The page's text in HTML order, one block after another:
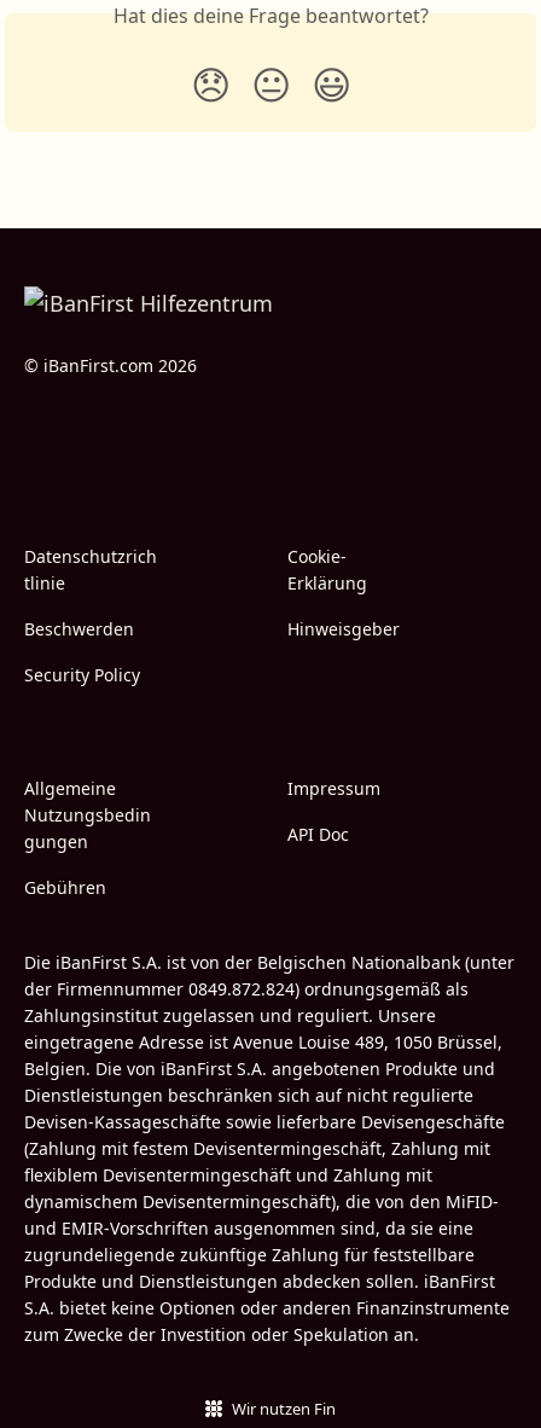
Hat dies deine Frage beantwortet?
😞 😐 😃
© iBanFirst.com 2026
Datenschutzrich
tlinie
Beschwerden
Security Policy
Cookie-
Erklärung
Hinweisgeber
Allgemeine
Nutzungsbedin
gungen
Gebühren
Impressum
API Doc
Die iBanFirst S.A. ist von der Belgischen Nationalbank (unter
der Firmennummer 0849.872.824) ordnungsgemäß als
Zahlungsinstitut zugelassen und reguliert. Unsere
eingetragene Adresse ist Avenue Louise 489, 1050 Brüssel,
Belgien. Die von iBanFirst S.A. angebotenen Produkte und
Dienstleistungen beschränken sich auf nicht regulierte
Devisen-Kassageschäfte sowie lieferbare Devisengeschäfte
(Zahlung mit festem Devisentermingeschäft, Zahlung mit
flexiblem Devisentermingeschäft und Zahlung mit
dynamischem Devisentermingeschäft), die von den MiFID-
und EMIR-Vorschriften ausgenommen sind, da sie eine
zugrundeliegende zukünftige Zahlung für feststellbare
Produkte und Dienstleistungen abdecken sollen. iBanFirst
S.A. bietet keine Optionen oder anderen Finanzinstrumente
zum Zwecke der Investition oder Spekulation an.
Wir nutzen Fin